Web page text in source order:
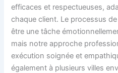
efficaces et respectueuses,
chaque client. Le processus
être une tâche
mais notre approche
exécution soignée et
également à plusieurs villes